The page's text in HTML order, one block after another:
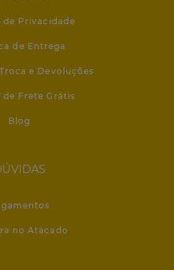
Privacidade
de Entrega
e Devoluções
Frete Grátis
Blog
no Atacado